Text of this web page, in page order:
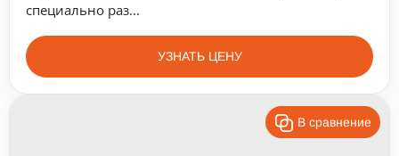
специально раз...
УЗНАТЬ ЦЕНУ
В сравнение